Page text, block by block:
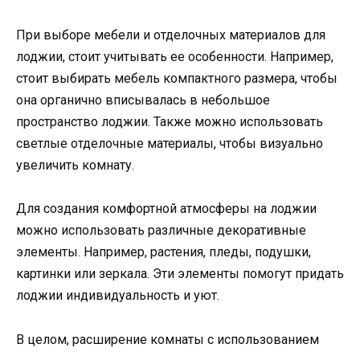
При выборе мебели и отделочных материалов для
лоджии, стоит учитывать ее особенности. Например,
стоит выбирать мебель компактного размера, чтобы
она органично вписывалась в небольшое
пространство лоджии. Также можно использовать
светлые отделочные материалы, чтобы визуально
увеличить комнату.
Для создания комфортной атмосферы на лоджии
можно использовать различные декоративные
элементы. Например, растения, пледы, подушки,
картинки или зеркала. Эти элементы помогут придать
лоджии индивидуальность и уют.
В целом, расширение комнаты с использованием